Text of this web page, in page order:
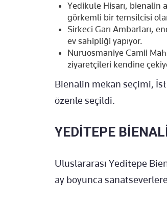
Yedikule Hisarı, bienalin
görkemli bir temsilcisi
Sirkeci Garı Ambarları,
ev sahipliği yapıyor.
Nuruosmaniye Camii
ziyaretçileri kendine
Bienalin mekan seçimi,
özenle seçildi.
YEDİTEPE
Uluslararası Yeditepe
ay boyunca sanatseverlere